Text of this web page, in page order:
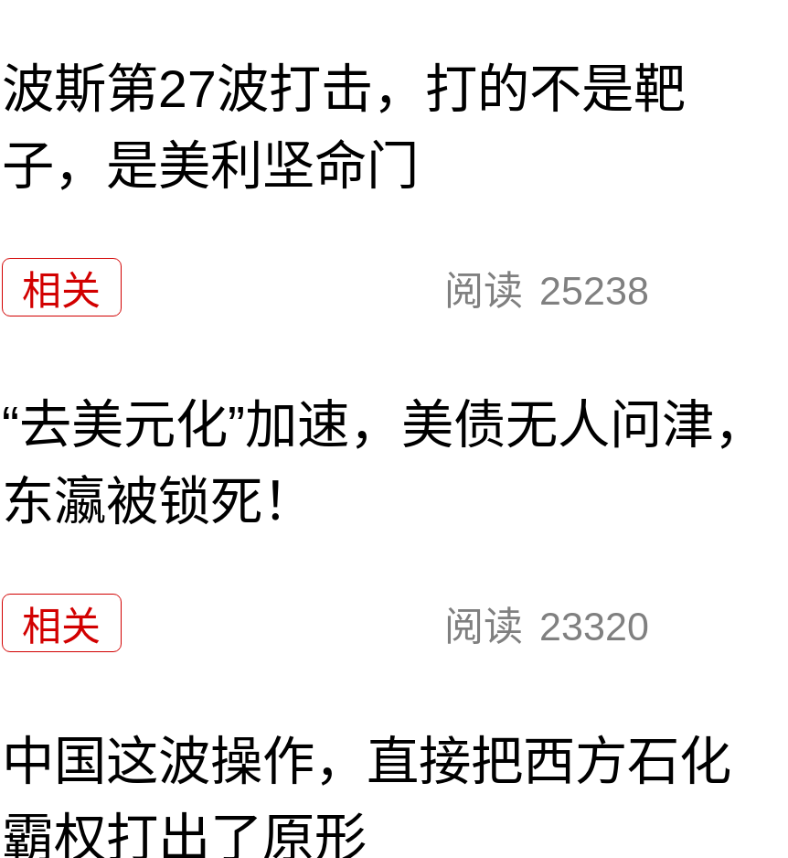
波斯第27波打击，打的不是靶
子，是美利坚命门
相关 阅读 25238
“去美元化”加速，美债无人问津，
东瀛被锁死！
相关 阅读 23320
中国这波操作，直接把西方石化
霸权打出了原形